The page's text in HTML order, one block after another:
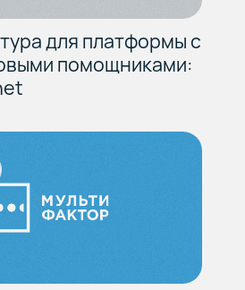
для платформы с
помощниками: